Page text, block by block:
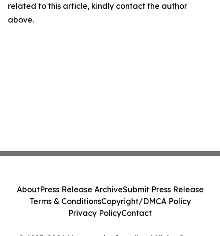
related to this article, kindly contact the author
above.
AboutPress Release ArchiveSubmit Press Release
Terms & ConditionsCopyright/DMCA Policy
Privacy PolicyContact